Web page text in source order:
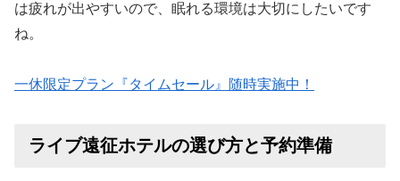
は疲れが出やすいので、眠れる環境は大切にしたいです
ね。
一休限定プラン『タイムセール』随時実施中！
ライブ遠征ホテルの選び方と予約準備